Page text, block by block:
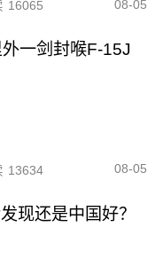
16065 08-05
一剑封喉F-15J
13634 08-05
现还是中国好？